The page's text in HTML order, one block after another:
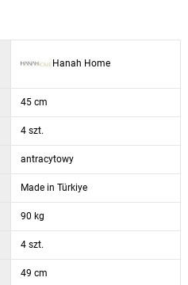
Hanah Home
45 cm
4 szt.
antracytowy
Made in Türkiye
90 kg
4 szt.
49 cm